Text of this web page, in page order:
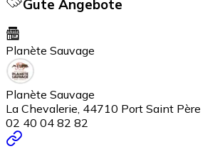
Gute Angebote
Planète Sauvage
Planète Sauvage
La Chevalerie, 44710 Port Saint Père
02 40 04 82 82